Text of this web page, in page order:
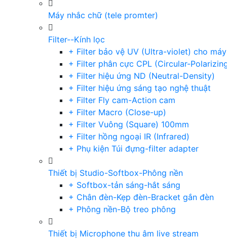
Máy nhắc chữ (tele promter)
Filter--Kính lọc
+ Filter bảo vệ UV (Ultra-violet) cho
+ Filter phân cực CPL (Circular-
+ Filter hiệu ứng ND (Neutral-Density)
+ Filter hiệu ứng sáng tạo nghệ thuật
+ Filter Fly cam-Action cam
+ Filter Macro (Close-up)
+ Filter Vuông (Square) 100mm
+ Filter hồng ngoại IR (Infrared)
+ Phụ kiện Túi đựng-filter adapter
Thiết bị Studio-Softbox-Phông nền
+ Softbox-tản sáng-hắt sáng
+ Chân đèn-Kẹp đèn-Bracket gắn đèn
+ Phông nền-Bộ treo phông
Thiết bị Microphone thu âm live stream